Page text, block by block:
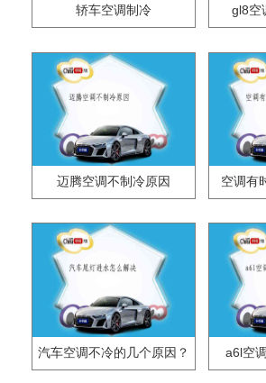
轿车空调制冷 gl8空
迈腾空调不制冷原因 空调有
汽车空调不冷的几个原因？ a6l空